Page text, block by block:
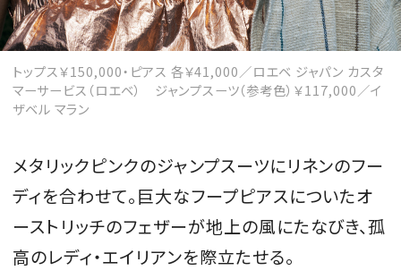
トップス￥150,000・ピアス 各￥41,000／ロエベ ジャパン カスタ
マーサービス（ロエベ） ジャンプスーツ（参考色）￥117,000／イ
ザベル マラン
メタリックピンクのジャンプスーツにリネンのフー
ディを合わせて。巨大なフープピアスについたオ
ーストリッチのフェザーが地上の風にたなびき、孤
高のレディ・エイリアンを際立たせる。